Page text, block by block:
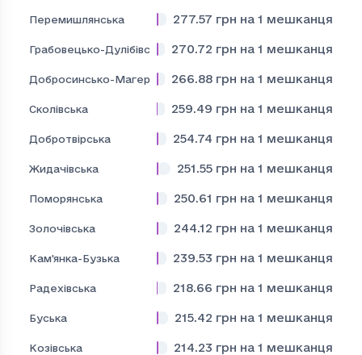
Перемишлянська 277.57 грн на 1 мешканця
Грабовецько-Дулібівська 270.72 грн на 1 мешканця
Добросинсько-Магерівська266.88 грн на 1 мешканця
Сколівська 259.49 грн на 1 мешканця
Добротвірська 254.74 грн на 1 мешканця
Жидачівська 251.55 грн на 1 мешканця
Поморянська 250.61 грн на 1 мешканця
Золочівська 244.12 грн на 1 мешканця
Кам'янка-Бузька 239.53 грн на 1 мешканця
Радехівська 218.66 грн на 1 мешканця
Буська 215.42 грн на 1 мешканця
Козівська 214.23 грн на 1 мешканця